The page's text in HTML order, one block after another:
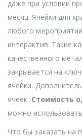
даже при условии
месяц. Ячейки для
любого
интерактив. Такие
качественного
закрывается на
ячейки.
ячеек. Стоимость
можно
Что бы заказать на